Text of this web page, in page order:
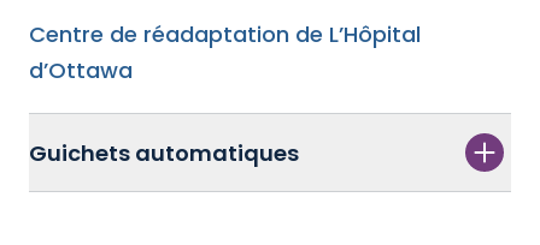
Centre de réadaptation de L’Hôpital
d’Ottawa
Guichets automatiques